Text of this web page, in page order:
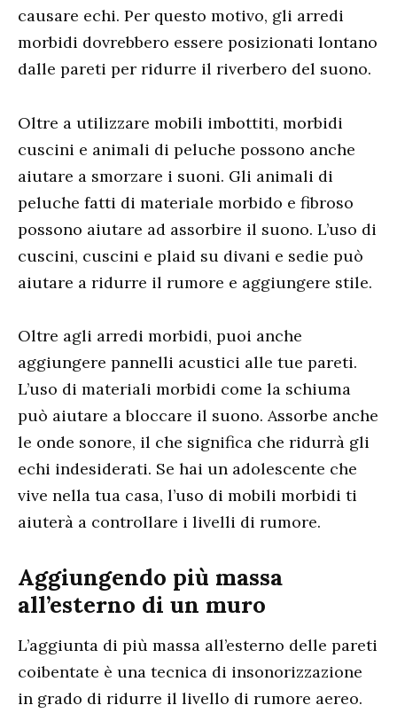
causare echi. Per questo motivo, gli arredi
morbidi dovrebbero essere posizionati lontano
dalle pareti per ridurre il riverbero del suono.
Oltre a utilizzare mobili imbottiti, morbidi
cuscini e animali di peluche possono anche
aiutare a smorzare i suoni. Gli animali di
peluche fatti di materiale morbido e fibroso
possono aiutare ad assorbire il suono. L’uso di
cuscini, cuscini e plaid su divani e sedie può
aiutare a ridurre il rumore e aggiungere stile.
Oltre agli arredi morbidi, puoi anche
aggiungere pannelli acustici alle tue pareti.
L’uso di materiali morbidi come la schiuma
può aiutare a bloccare il suono. Assorbe anche
le onde sonore, il che significa che ridurrà gli
echi indesiderati. Se hai un adolescente che
vive nella tua casa, l’uso di mobili morbidi ti
aiuterà a controllare i livelli di rumore.
Aggiungendo più massa
all’esterno di un muro
L’aggiunta di più massa all’esterno delle pareti
coibentate è una tecnica di insonorizzazione
in grado di ridurre il livello di rumore aereo.